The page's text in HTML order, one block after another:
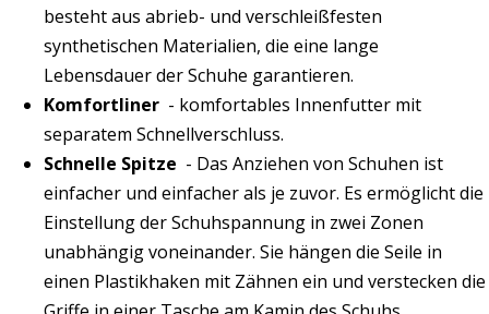
besteht aus abrieb- und verschleißfesten
synthetischen Materialien, die eine lange
Lebensdauer der Schuhe garantieren.
Komfortliner - komfortables Innenfutter mit
separatem Schnellverschluss.
Schnelle Spitze - Das Anziehen von Schuhen ist
einfacher und einfacher als je zuvor. Es ermöglicht die
Einstellung der Schuhspannung in zwei Zonen
unabhängig voneinander. Sie hängen die Seile in
einen Plastikhaken mit Zähnen ein und verstecken die